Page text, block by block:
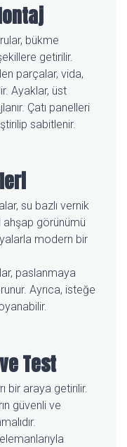
bükme
getirilir.
parçalar, vida,
Ayaklar, üst
Çatı panelleri
sabitlenir.
su bazlı vernik
görünümü
modern bir
paslanmaya
Ayrıca, isteğe
Test
bir araya getirilir.
güvenli ve